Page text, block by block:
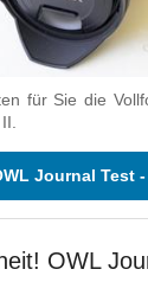
für Sie die
Journal Test
OWL